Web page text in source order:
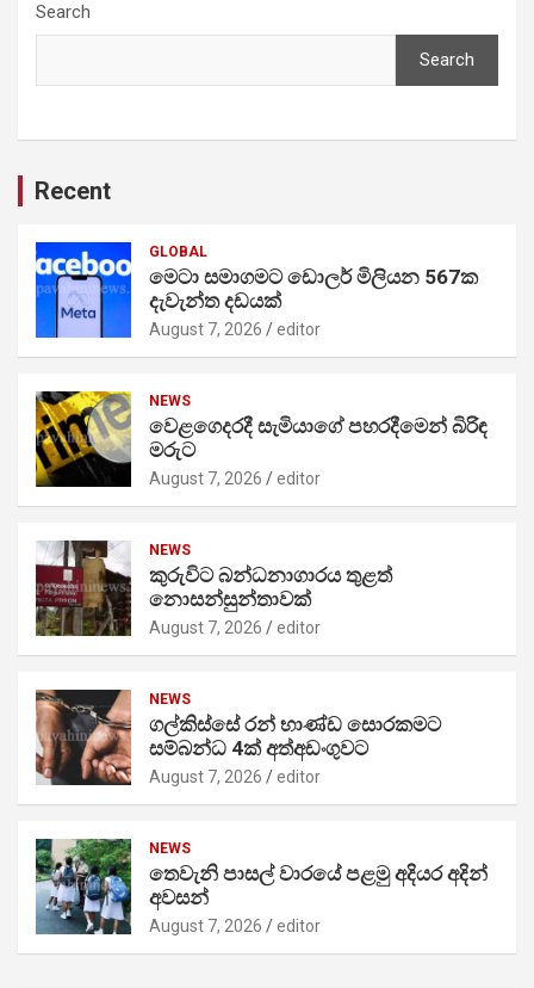
Search
Search
Recent
GLOBAL
මෙටා සමාගමට ඩොලර් මිලියන 567ක
දැවැන්ත දඩයක්
August 7, 2026 editor
NEWS
වෙළගෙදරදී සැමියාගේ පහරදීමෙන් බිරිඳ
මරුට
August 7, 2026 editor
NEWS
කුරුවිට බන්ධනාගාරය තුළත්
නොසන්සුන්තාවක්
August 7, 2026 editor
NEWS
ගල්කිස්සේ රන් භාණ්ඩ සොරකමට
සම්බන්ධ 4ක් අත්අඩංගුවට
August 7, 2026 editor
NEWS
තෙවැනි පාසල් වාරයේ පළමු අදියර අදින්
අවසන්
August 7, 2026 editor